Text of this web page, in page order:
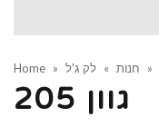
Home » חנות » לק ג'ל »
גוון 205